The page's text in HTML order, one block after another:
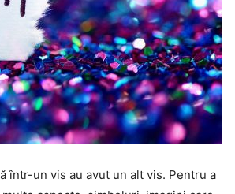
într-un vis au avut un alt vis. Pentru a